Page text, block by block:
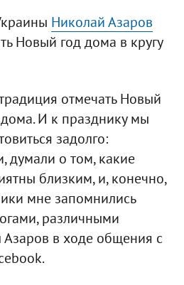
Николай Азаров
Новый год дома в кругу
отмечать Новый
дома. И к празднику мы
задолго:
думали о том, какие
близким, и, конечно,
мне запомнились
различными
Азаров в ходе общения с